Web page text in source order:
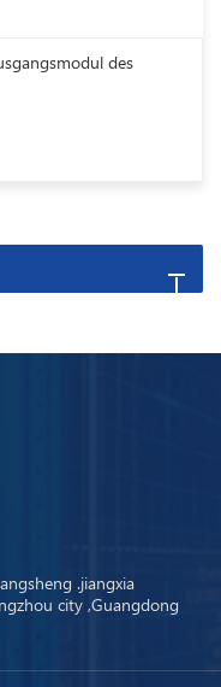
des
.jiangxia
city ,Guangdong